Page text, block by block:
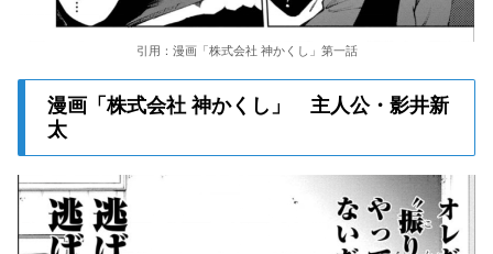
引用：漫画「株式会社 神かくし」第一話
漫画「株式会社 神かくし」 主人公・影井新
太